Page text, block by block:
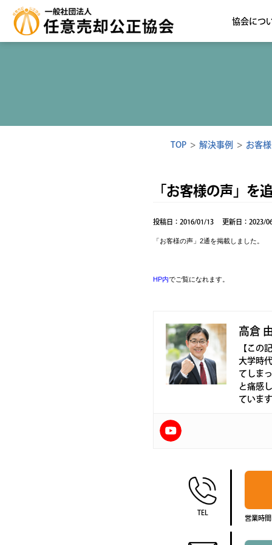
協会につ
TOP >解決事例 > お客
「お客様の声」を
投稿日：2016/01/13 更新日：2023/
「お客様の声」2通を掲載しました。
HP内でご覧になれます。
高倉
【この
大学時
てしま
と痛感
ていま
TEL
営業時